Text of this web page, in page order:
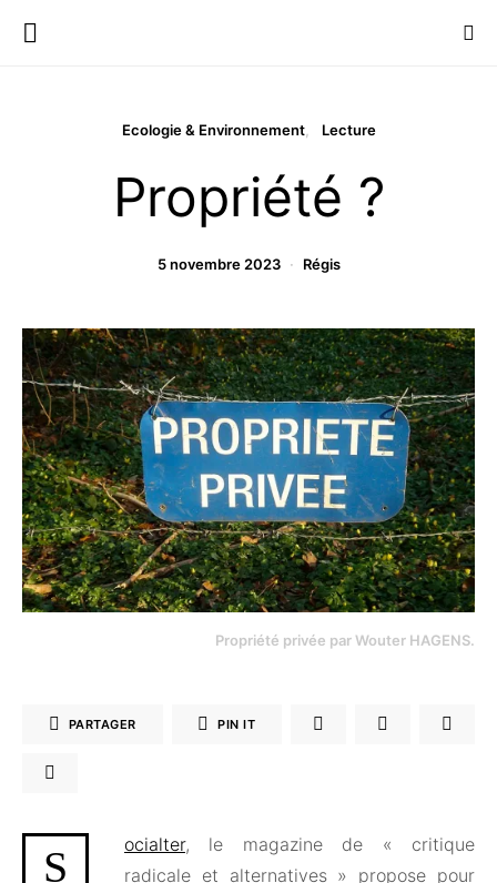
Ecologie & Environnement Lecture
Propriété ?
5 novembre 2023 Régis
Propriété privée par Wouter HAGENS.
PARTAGER PIN IT
S ocialter, le magazine de « critique
radicale et alternatives » propose pour